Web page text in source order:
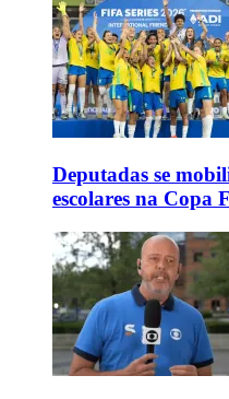
Deputadas se
escolares na Copa